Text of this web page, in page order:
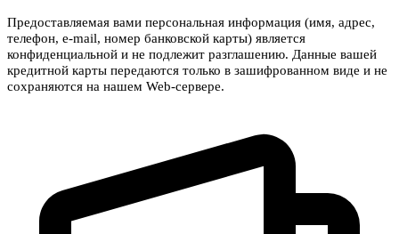
Предоставляемая вами персональная информация (имя, адрес,
телефон, e-mail, номер банковской карты) является
конфиденциальной и не подлежит разглашению. Данные вашей
кредитной карты передаются только в зашифрованном виде и не
сохраняются на нашем Web-сервере.